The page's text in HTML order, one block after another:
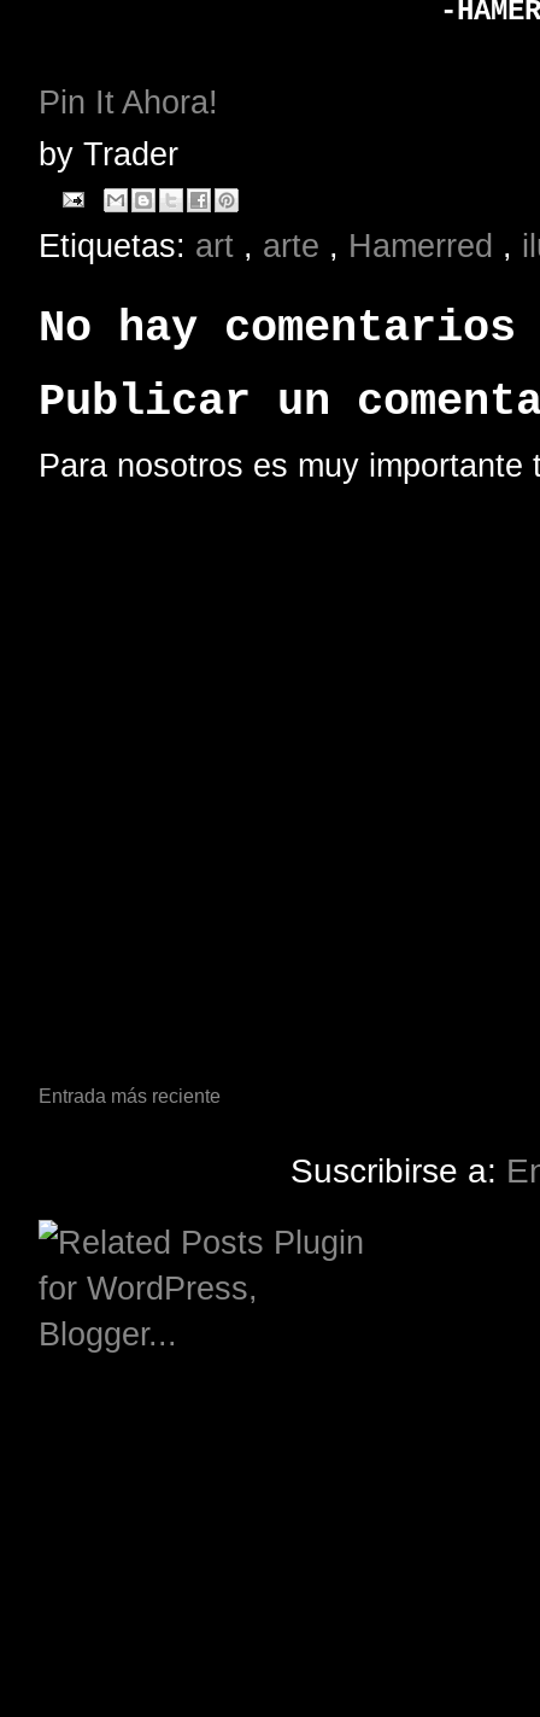
-
Pin It Ahora!
by Trader
Etiquetas: art , arte , Hamerred ,
No hay
Publicar un
Para nosotros es muy
Entrada más reciente
Suscribirse a: